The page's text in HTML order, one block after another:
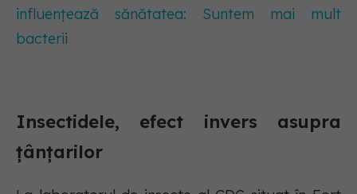
influențează sănătatea: Suntem mai mult
bacterii
Insectidele, efect invers asupra
țânțarilor